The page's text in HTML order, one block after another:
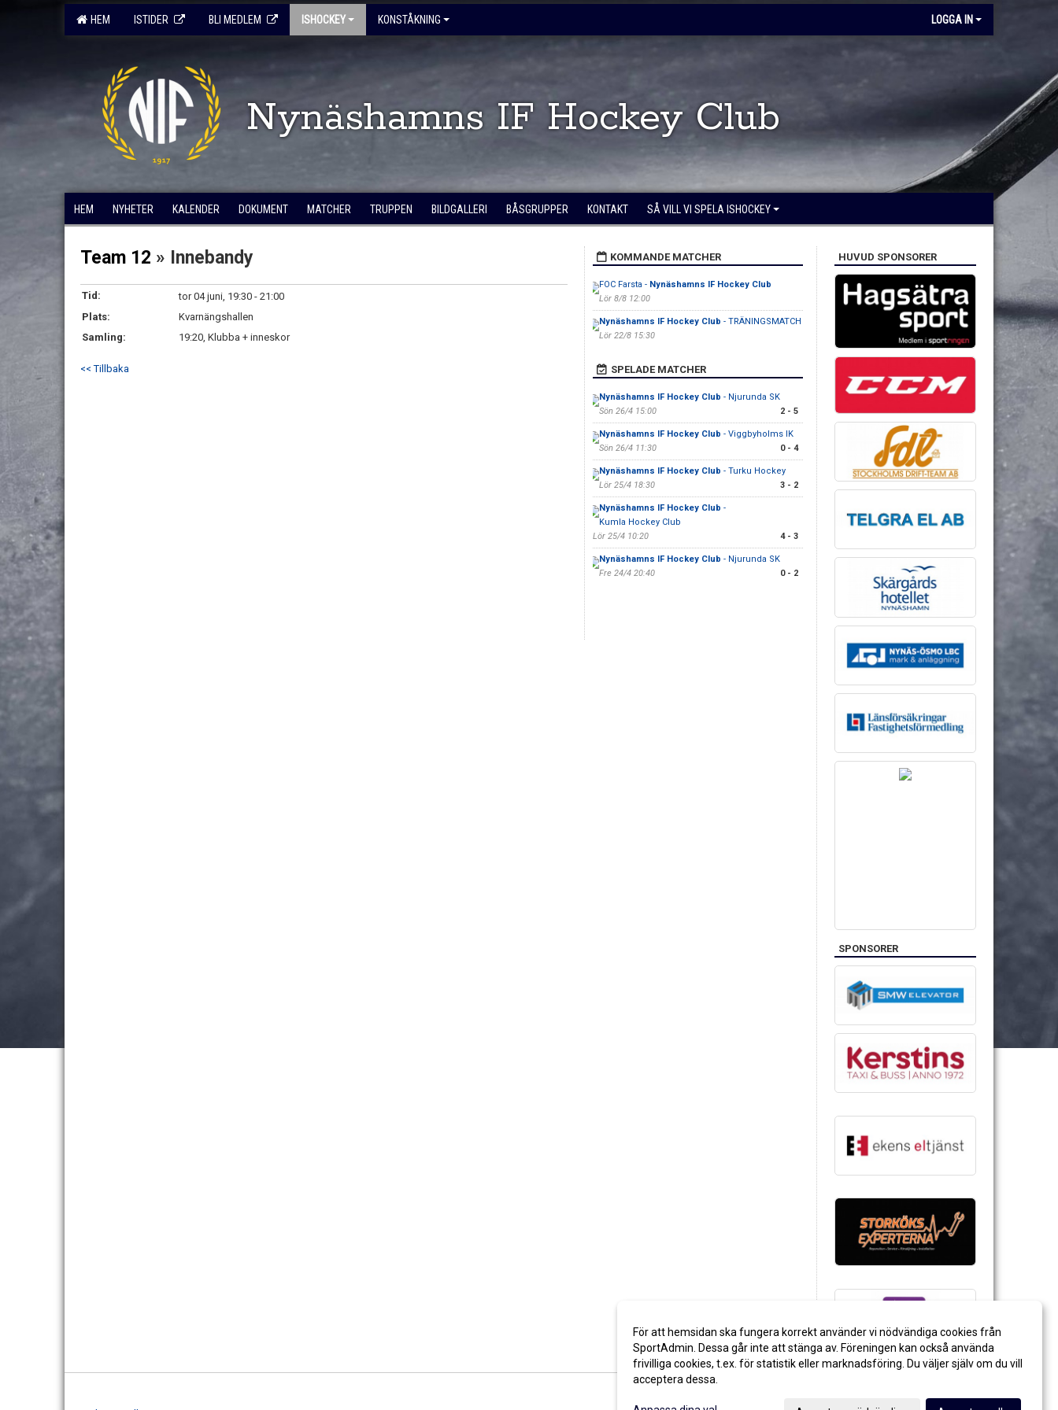
HEM ISTIDER BLI MEDLEM ISHOCKEY KONSTÅKNING LOGGA IN
Nynäshamns IF Hockey Club
HEM NYHETER KALENDER DOKUMENT MATCHER TRUPPEN BILDGALLERI BÅSGRUPPER KONTAKT SÅ VILL VI SPELA ISHOCKEY
Team 12 » Innebandy
Tid:
tor 04 juni, 19:30 - 21:00
Plats:
Kvarnängshallen
Samling:
19:20, Klubba + inneskor
<< Tillbaka
KOMMANDE MATCHER
FOC Farsta - Nynäshamns IF Hockey Club
Lör 8/8 12:00
Nynäshamns IF Hockey Club - TRÄNINGSMATCH
Lör 22/8 15:30
SPELADE MATCHER
Nynäshamns IF Hockey Club - Njurunda SK
Sön 26/4 15:00
2 - 5
Nynäshamns IF Hockey Club - Viggbyholms IK
Sön 26/4 11:30
0 - 4
Nynäshamns IF Hockey Club - Turku Hockey
Lör 25/4 18:30
3 - 2
Nynäshamns IF Hockey Club -
Kumla Hockey Club
Lör 25/4 10:20
4 - 3
Nynäshamns IF Hockey Club - Njurunda SK
Fre 24/4 20:40
0 - 2
HUVUD SPONSORER
SPONSORER
För att hemsidan ska fungera korrekt använder vi nödvändiga cookies från
SportAdmin. Dessa går inte att stänga av. Föreningen kan också använda
frivilliga cookies, t.ex. för statistik eller marknadsföring. Du väljer själv om du vill
acceptera dessa.